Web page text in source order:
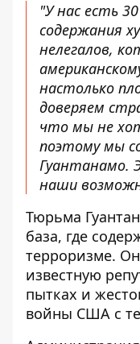
"У нас есть
содержания
нелегалов,
настолько
доверяем
что мы не
поэтому мы
Гуантанамо.
наши
Тюрьма
база, где
терроризме.
известную
пытках и
войны США с